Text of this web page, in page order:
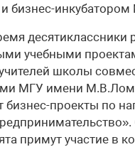
бизнес-инкубатором
десятиклассники
учебными
школы
МГУ имени
бизнес-проекты по
примут участие в